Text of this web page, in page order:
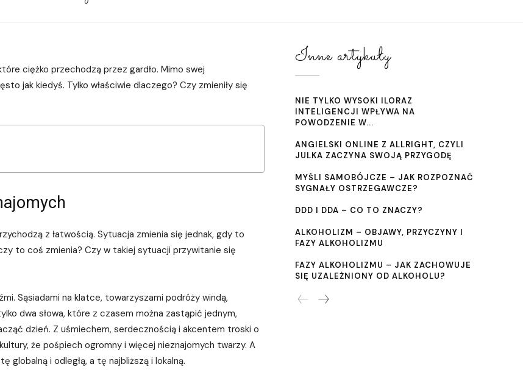
ciężko przechodzą przez gardło. Mimo swej
jak kiedyś. Tylko właściwie dlaczego? Czy zmieniły się
z łatwością. Sytuacja zmienia się jednak, gdy to
to coś zmienia? Czy w takiej sytuacji przywitanie się
Sąsiadami na klatce, towarzyszami podróży windą,
dwa słowa, które z czasem można zastąpić jednym,
dzień. Z uśmiechem, serdecznością i akcentem troski o
że pośpiech ogromny i więcej nieznajomych twarzy. A
i odległą, a tę najbliższą i lokalną.
Inne artykuły
NIE TYLKO WYSOKI ILORAZ
INTELIGENCJI WPŁYWA NA
POWODZENIE W...
ANGIELSKI ONLINE Z ALLRIGHT, CZYLI
JULKA ZACZYNA SWOJĄ PRZYGODĘ
MYŚLI SAMOBÓJCZE – JAK ROZPOZNAĆ
SYGNAŁY OSTRZEGAWCZE?
DDD I DDA – CO TO ZNACZY?
ALKOHOLIZM – OBJAWY, PRZYCZYNY I
FAZY ALKOHOLIZMU
FAZY ALKOHOLIZMU – JAK ZACHOWUJE
SIĘ UZALEŻNIONY OD ALKOHOLU?